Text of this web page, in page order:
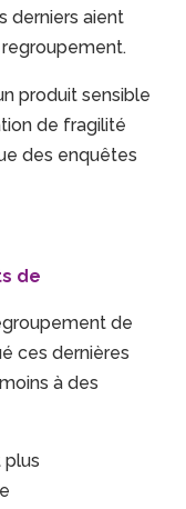
derniers aient
produit sensible
de fragilité
des enquêtes
de
de
ces dernières
à des
plus